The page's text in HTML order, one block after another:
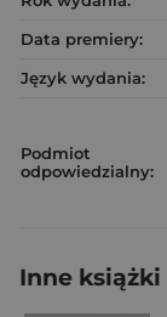
Data premiery:
Język wydania:
Podmiot
odpowiedzialny:
Inne książki